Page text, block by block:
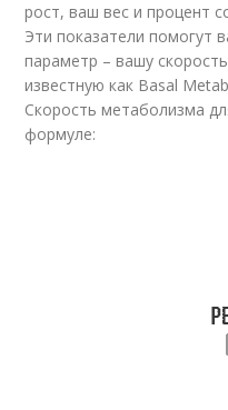
рост, ваш вес и процент
Эти показатели помогут
параметр – вашу
известную как Basal
Скорость метаболизма
формуле: